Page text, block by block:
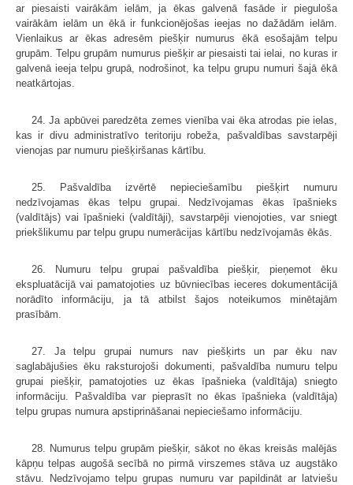
ar piesaisti vairākām ielām, ja ēkas galvenā fasāde ir pieguloša
vairākām ielām un ēkā ir funkcionējošas ieejas no dažādām ielām.
Vienlaikus ar ēkas adresēm piešķir numurus ēkā esošajām telpu
grupām. Telpu grupām numurus piešķir ar piesaisti tai ielai, no kuras ir
galvenā ieeja telpu grupā, nodrošinot, ka telpu grupu numuri šajā ēkā
neatkārtojas.
24. Ja apbūvei paredzēta zemes vienība vai ēka atrodas pie ielas,
kas ir divu administratīvo teritoriju robeža, pašvaldības savstarpēji
vienojas par numuru piešķiršanas kārtību.
25. Pašvaldība izvērtē nepieciešamību piešķirt numuru
nedzīvojamas ēkas telpu grupai. Nedzīvojamas ēkas īpašnieks
(valdītājs) vai īpašnieki (valdītāji), savstarpēji vienojoties, var sniegt
priekšlikumu par telpu grupu numerācijas kārtību nedzīvojamās ēkās.
26. Numuru telpu grupai pašvaldība piešķir, pieņemot ēku
ekspluatācijā vai pamatojoties uz būvniecības ieceres dokumentācijā
norādīto informāciju, ja tā atbilst šajos noteikumos minētajām
prasībām.
27. Ja telpu grupai numurs nav piešķirts un par ēku nav
saglabājušies ēku raksturojoši dokumenti, pašvaldība numuru telpu
grupai piešķir, pamatojoties uz ēkas īpašnieka (valdītāja) sniegto
informāciju. Pašvaldība var pieprasīt no ēkas īpašnieka (valdītāja)
telpu grupas numura apstiprināšanai nepieciešamo informāciju.
28. Numurus telpu grupām piešķir, sākot no ēkas kreisās malējās
kāpņu telpas augošā secībā no pirmā virszemes stāva uz augstāko
stāvu. Nedzīvojamo telpu grupas numuru var papildināt ar latviešu